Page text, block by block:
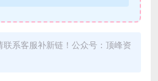
系客服补新链！公众号：顶峰资